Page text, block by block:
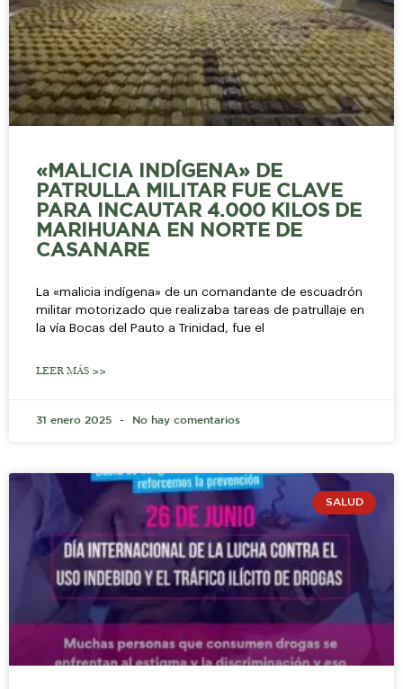
«MALICIA INDÍGENA» DE
PATRULLA MILITAR FUE CLAVE
PARA INCAUTAR 4.000 KILOS DE
MARIHUANA EN NORTE DE
CASANARE
La «malicia indígena» de un comandante de escuadrón
militar motorizado que realizaba tareas de patrullaje en
la vía Bocas del Pauto a Trinidad, fue el
LEER MÁS >>
31 enero 2025 No hay comentarios
SALUD